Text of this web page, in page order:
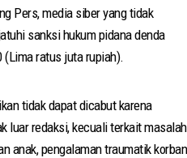
Pers, media siber yang tidak
sanksi hukum pidana denda
(Lima ratus juta rupiah).
tidak dapat dicabut karena
luar redaksi, kecuali terkait masalah
anak, pengalaman traumatik korban